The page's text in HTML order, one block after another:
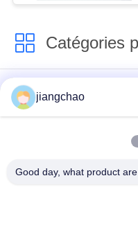
Catégories
Avance protégeant
des feuilles
jiangchao
Good day, what product